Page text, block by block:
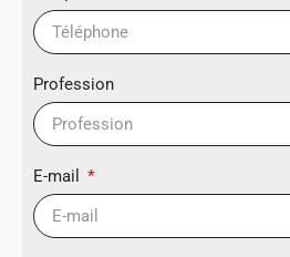
Profession
E-mail